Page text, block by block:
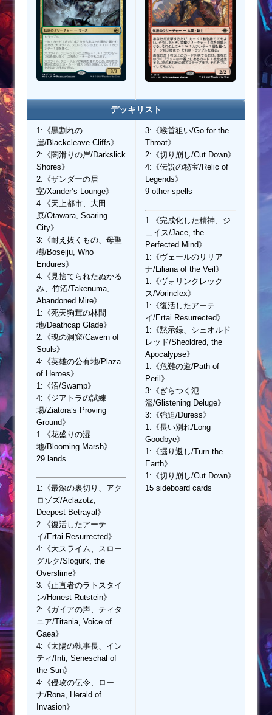
デッキリスト
1:《黒割れの
崖/Blackcleave Cliffs》
2:《闇滑りの岸/Darkslick
Shores》
2:《ザンダーの居
室/Xander’s Lounge》
4:《天上都市、大田
原/Otawara, Soaring
City》
3:《耐え抜くもの、母聖
樹/Boseiju, Who
Endures》
4:《見捨てられたぬかる
み、竹沼/Takenuma,
Abandoned Mire》
1:《死天狗茸の林間
地/Deathcap Glade》
2:《魂の洞窟/Cavern of
Souls》
4:《英雄の公有地/Plaza
of Heroes》
1:《沼/Swamp》
4:《ジアトラの試練
場/Ziatora’s Proving
Ground》
1:《花盛りの湿
地/Blooming Marsh》
29 lands
1:《最深の裏切り、アク
ロゾズ/Aclazotz,
Deepest Betrayal》
2:《復活したアーテ
イ/Ertai Resurrected》
4:《大スライム、スロー
グルク/Slogurk, the
Overslime》
3:《正直者のラトスタイ
ン/Honest Rutstein》
2:《ガイアの声、ティタ
ニア/Titania, Voice of
Gaea》
4:《太陽の執事長、イン
ティ/Inti, Seneschal of
the Sun》
4:《侵攻の伝令、ロー
ナ/Rona, Herald of
Invasion》
3:《喉首狙い/Go for the
Throat》
2:《切り崩し/Cut Down》
4:《伝説の秘宝/Relic of
Legends》
9 other spells
1:《完成化した精神、ジ
ェイス/Jace, the
Perfected Mind》
1:《ヴェールのリリア
ナ/Liliana of the Veil》
1:《ヴォリンクレック
ス/Vorinclex》
1:《復活したアーテ
イ/Ertai Resurrected》
1:《黙示録、シェオルド
レッド/Sheoldred, the
Apocalypse》
1:《危難の道/Path of
Peril》
3:《ぎらつく氾
濫/Glistening Deluge》
3:《強迫/Duress》
1:《長い別れ/Long
Goodbye》
1:《掘り返し/Turn the
Earth》
1:《切り崩し/Cut Down》
15 sideboard cards